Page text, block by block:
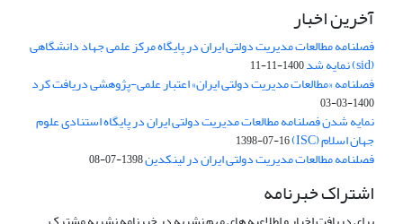
آخرین اخبار
فصلنامه مطالعات مدیریت دولتی ایران در پایگاه مرکز علمی جهاد دانشگاهی
(sid) نمایه شد 1400-11-11
فصلنامه «مطالعات مدیریت دولتی ایران» اعتبار علمی-پژوهشی دریافت کرد
1400-03-03
نمایه شدن فصلنامه مطالعات مدیریت دولتی ایران در پایگاه استنادی علوم
جهان اسلام (ISC) 1398-07-16
فصلنامه مطالعات مدیریت دولتی ایران در لینکدین1398-07-08
اشتراک خبرنامه